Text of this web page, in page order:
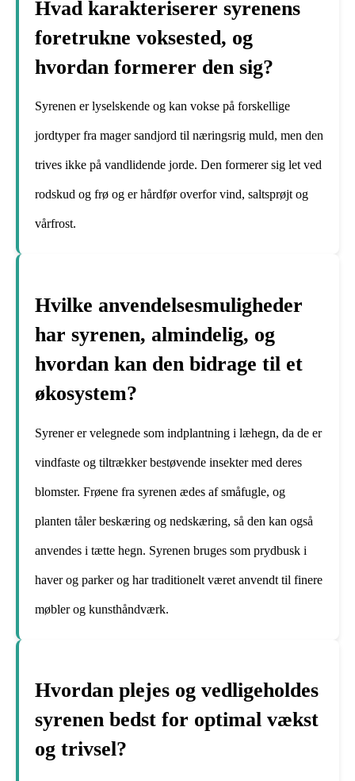
Hvad karakteriserer syrenens
foretrukne voksested, og
hvordan formerer den sig?
Syrenen er lyselskende og kan vokse på forskellige
jordtyper fra mager sandjord til næringsrig muld, men den
trives ikke på vandlidende jorde. Den formerer sig let ved
rodskud og frø og er hårdfør overfor vind, saltsprøjt og
vårfrost.
Hvilke anvendelsesmuligheder
har syrenen, almindelig, og
hvordan kan den bidrage til et
økosystem?
Syrener er velegnede som indplantning i læhegn, da de er
vindfaste og tiltrækker bestøvende insekter med deres
blomster. Frøene fra syrenen ædes af småfugle, og
planten tåler beskæring og nedskæring, så den kan også
anvendes i tætte hegn. Syrenen bruges som prydbusk i
haver og parker og har traditionelt været anvendt til finere
møbler og kunsthåndværk.
Hvordan plejes og vedligeholdes
syrenen bedst for optimal vækst
og trivsel?